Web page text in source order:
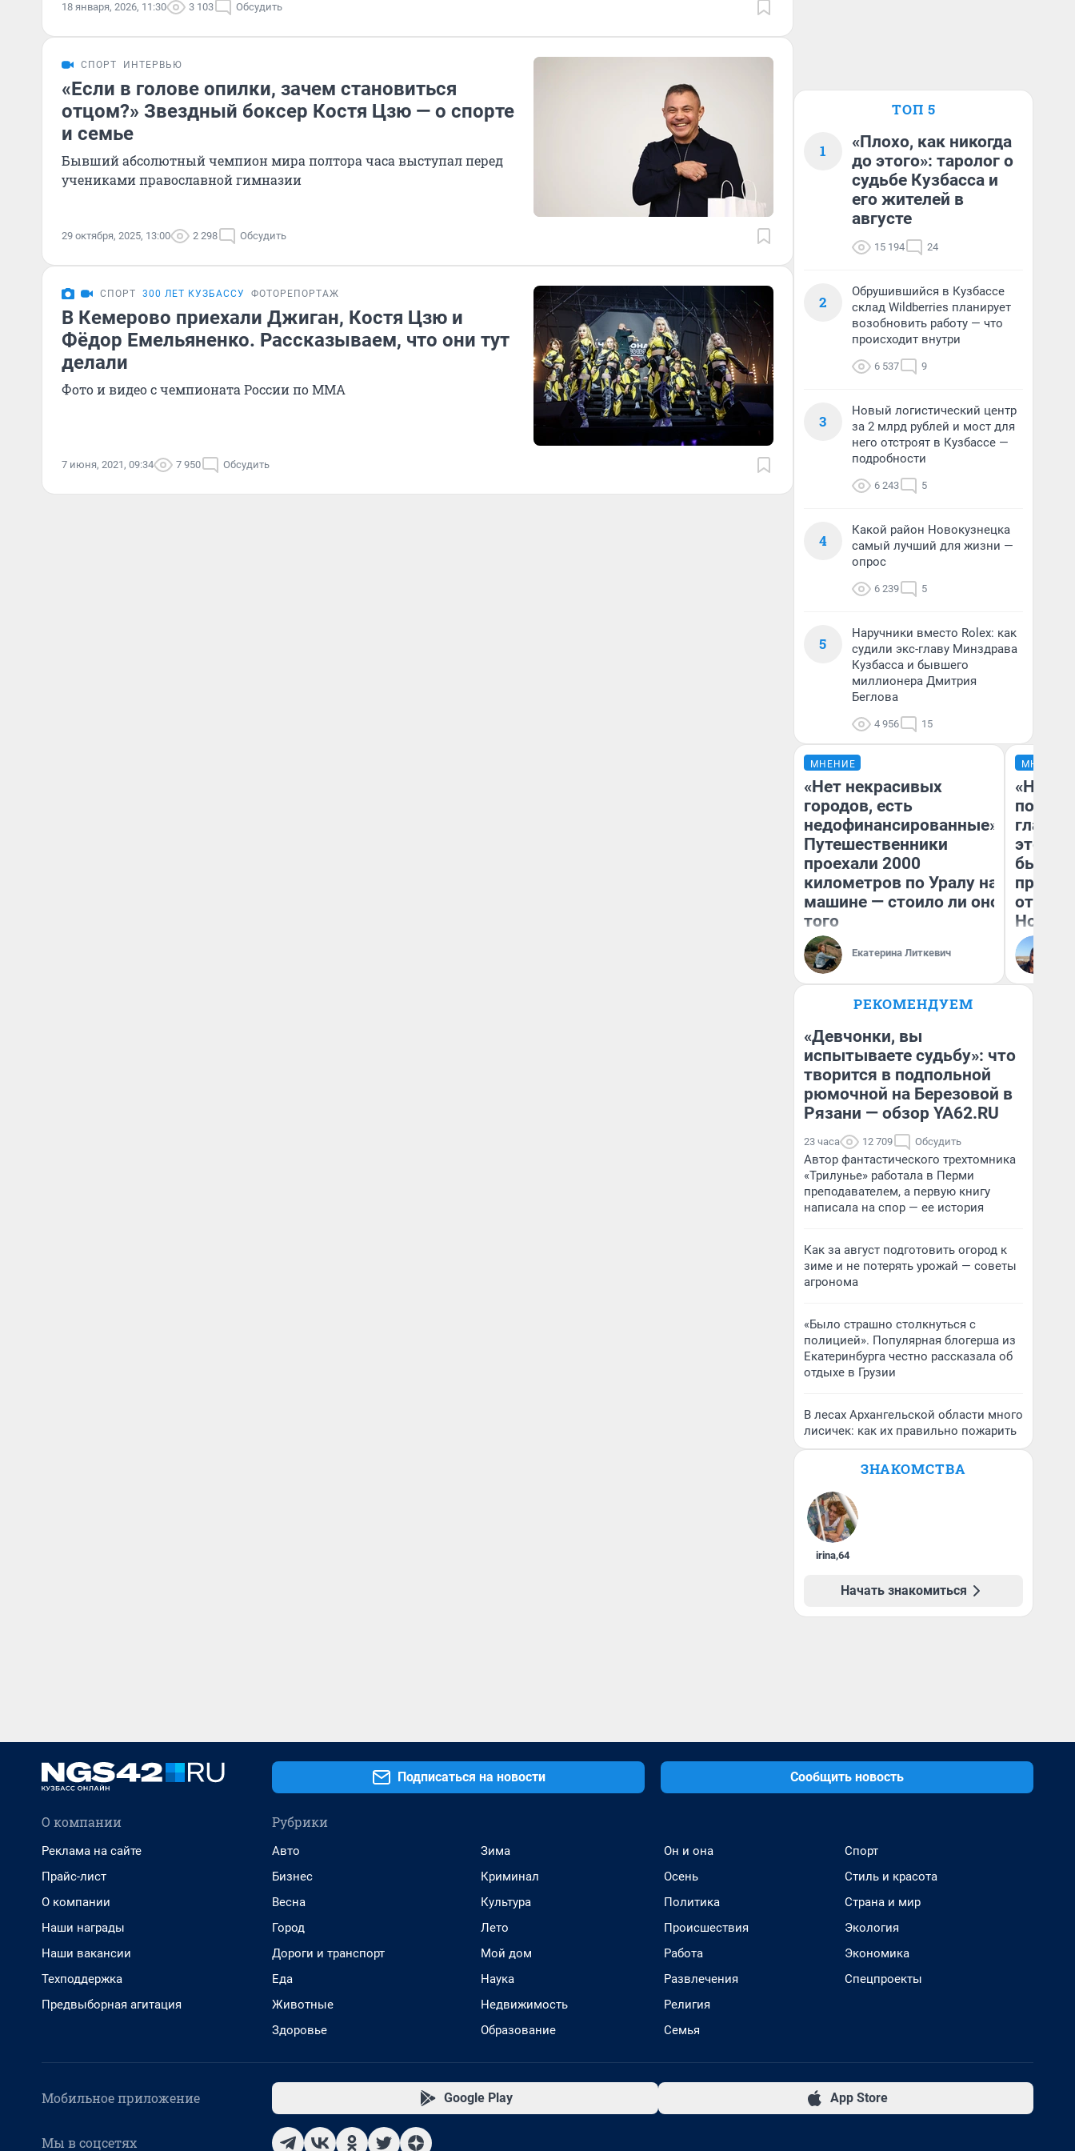
18 января, 2026, 11:30 3 103 Обсудить
СПОРТ ИНТЕРВЬЮ
«Если в голове опилки, зачем становиться
отцом?» Звездный боксер Костя Цзю — о спорте
и семье
Бывший абсолютный чемпион мира полтора часа выступал перед
учениками православной гимназии
29 октября, 2025, 13:00 2 298 Обсудить
СПОРТ 300 ЛЕТ КУЗБАССУ ФОТОРЕПОРТАЖ
В Кемерово приехали Джиган, Костя Цзю и
Фёдор Емельяненко. Рассказываем, что они тут
делали
Фото и видео с чемпионата России по ММА
7 июня, 2021, 09:34 7 950 Обсудить
ТОП 5
1
«Плохо, как никогда
до этого»: таролог о
судьбе Кузбасса и
его жителей в
августе
15 194 24
2
Обрушившийся в Кузбассе
склад Wildberries планирует
возобновить работу — что
происходит внутри
6 537 9
3
Новый логистический центр
за 2 млрд рублей и мост для
него отстроят в Кузбассе —
подробности
6 243 5
4
Какой район Новокузнецка
самый лучший для жизни —
опрос
6 239 5
5
Наручники вместо Rolex: как
судили экс-главу Минздрава
Кузбасса и бывшего
миллионера Дмитрия
Беглова
4 956 15
МНЕНИЕ
«Нет некрасивых
городов, есть
недофинансированные».
Путешественники
проехали 2000
километров по Уралу на
машине — стоило ли оно
того
Екатерина Литкевич
МНЕНИЕ
этого
бьет
отзыв
Нолана
РЕКОМЕНДУЕМ
«Девчонки, вы
испытываете судьбу»: что
творится в подпольной
рюмочной на Березовой в
Рязани — обзор YA62.RU
23 часа 12 709 Обсудить
Автор фантастического трехтомника
«Трилунье» работала в Перми
преподавателем, а первую книгу
написала на спор — ее история
Как за август подготовить огород к
зиме и не потерять урожай — советы
агронома
«Было страшно столкнуться с
полицией». Популярная блогерша из
Екатеринбурга честно рассказала об
отдыхе в Грузии
В лесах Архангельской области много
лисичек: как их правильно пожарить
ЗНАКОМСТВА
irina,64
Начать знакомиться
Подписаться на новости Сообщить новость
О компании
Реклама на сайте
Прайс-лист
О компании
Наши награды
Наши вакансии
Техподдержка
Предвыборная агитация
Рубрики
Авто
Бизнес
Весна
Город
Дороги и транспорт
Еда
Животные
Здоровье
Зима
Криминал
Культура
Лето
Мой дом
Наука
Недвижимость
Образование
Он и она
Осень
Политика
Происшествия
Работа
Развлечения
Религия
Семья
Спорт
Стиль и красота
Страна и мир
Экология
Экономика
Спецпроекты
Мобильное приложение Google Play App Store
Мы в соцсетях